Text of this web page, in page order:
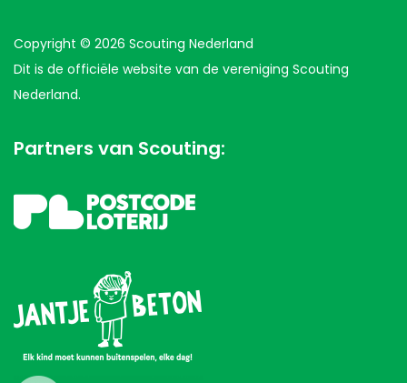
Copyright © 2026 Scouting Nederland
Dit is de officiële website van de vereniging Scouting
Nederland.
Partners van Scouting: